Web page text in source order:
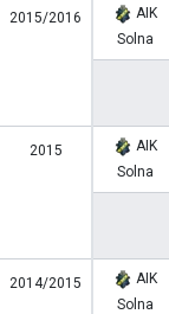
2015/2016
AIK
Solna
2015
AIK
Solna
2014/2015
AIK
Solna